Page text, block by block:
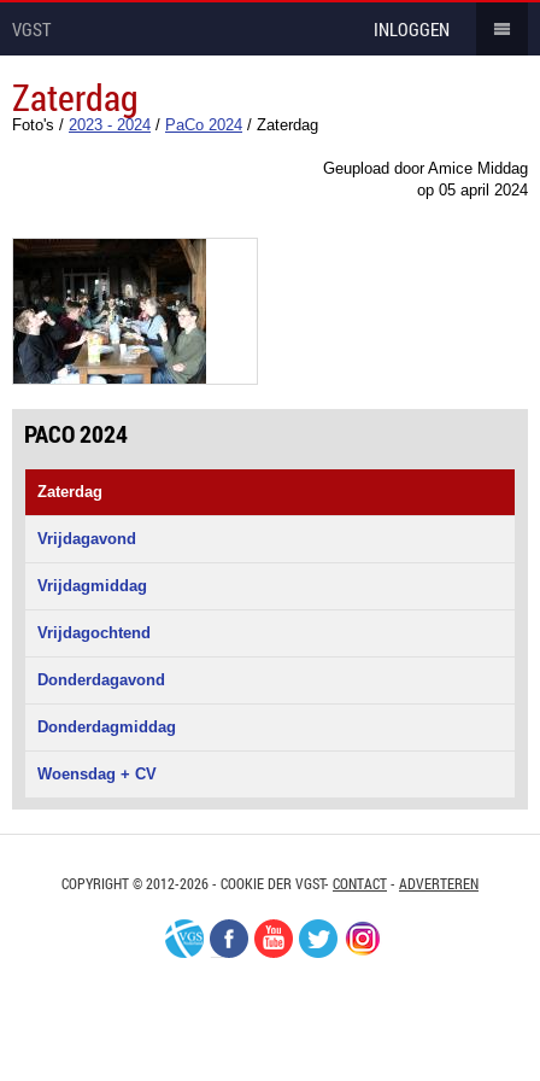
VGST INLOGGEN
Zaterdag
Foto's / 2023 - 2024 / PaCo 2024 / Zaterdag
Geupload door Amice Middag
op 05 april 2024
PACO 2024
Zaterdag
Vrijdagavond
Vrijdagmiddag
Vrijdagochtend
Donderdagavond
Donderdagmiddag
Woensdag + CV
COPYRIGHT © 2012-2026 - COOKIE DER VGST- CONTACT- ADVERTEREN